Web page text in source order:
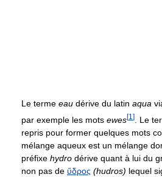
Le terme eau dérive du latin aqua
par exemple les mots ewes[1 ] . Le
repris pour former quelques mots
mélange aqueux est un mélange
préfixe hydro dérive quant à lui du
non pas de ὕδρος (hudros) lequel